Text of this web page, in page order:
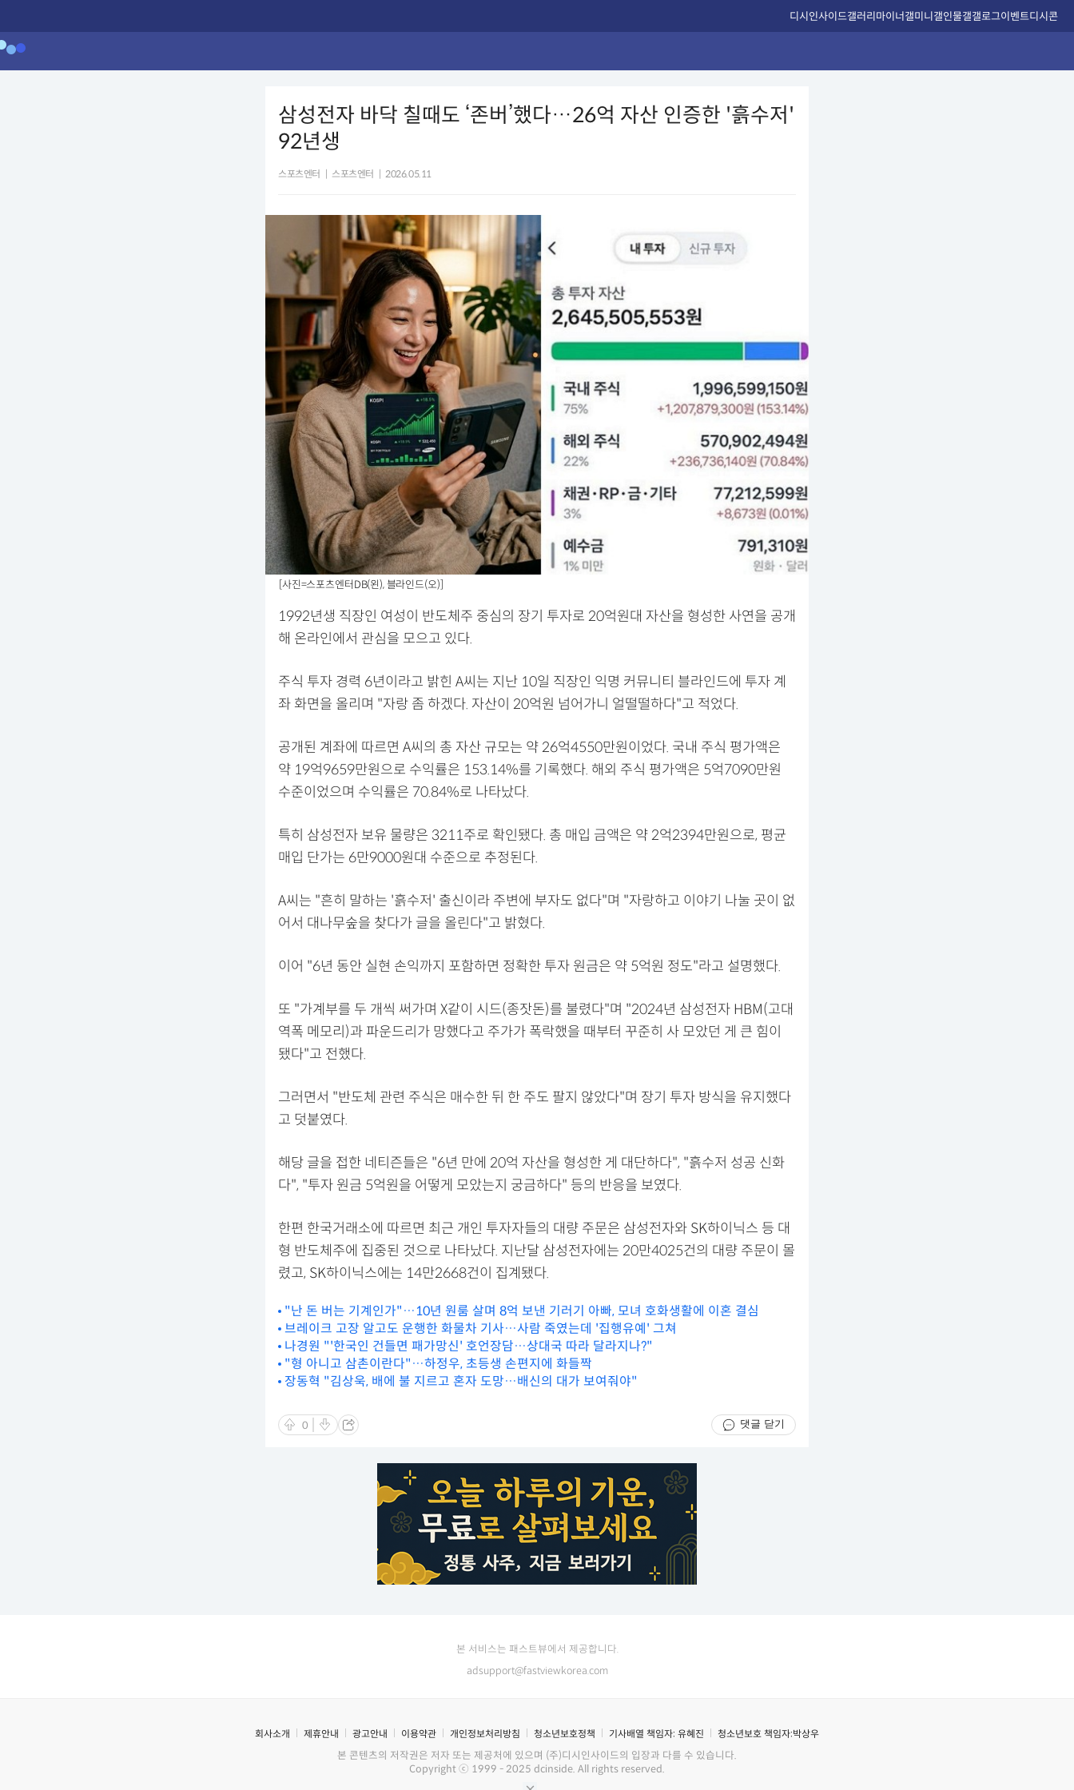
디시인사이드갤러리마이너갤미니갤인물갤갤로그이벤트디시콘
삼성전자 바닥 칠때도 ‘존버’했다…26억 자산 인증한 '흙수저'
92년생
스포츠엔터 스포츠엔터 2026.05.11
[사진=스포츠엔터DB(왼), 블라인드(오)]
1992년생 직장인 여성이 반도체주 중심의 장기 투자로 20억원대 자산을 형성한 사연을 공개
해 온라인에서 관심을 모으고 있다.
주식 투자 경력 6년이라고 밝힌 A씨는 지난 10일 직장인 익명 커뮤니티 블라인드에 투자 계
좌 화면을 올리며 "자랑 좀 하겠다. 자산이 20억원 넘어가니 얼떨떨하다"고 적었다.
공개된 계좌에 따르면 A씨의 총 자산 규모는 약 26억4550만원이었다. 국내 주식 평가액은
약 19억9659만원으로 수익률은 153.14%를 기록했다. 해외 주식 평가액은 5억7090만원
수준이었으며 수익률은 70.84%로 나타났다.
특히 삼성전자 보유 물량은 3211주로 확인됐다. 총 매입 금액은 약 2억2394만원으로, 평균
매입 단가는 6만9000원대 수준으로 추정된다.
A씨는 "흔히 말하는 '흙수저' 출신이라 주변에 부자도 없다"며 "자랑하고 이야기 나눌 곳이 없
어서 대나무숲을 찾다가 글을 올린다"고 밝혔다.
이어 "6년 동안 실현 손익까지 포함하면 정확한 투자 원금은 약 5억원 정도"라고 설명했다.
또 "가계부를 두 개씩 써가며 X같이 시드(종잣돈)를 불렸다"며 "2024년 삼성전자 HBM(고대
역폭 메모리)과 파운드리가 망했다고 주가가 폭락했을 때부터 꾸준히 사 모았던 게 큰 힘이
됐다"고 전했다.
그러면서 "반도체 관련 주식은 매수한 뒤 한 주도 팔지 않았다"며 장기 투자 방식을 유지했다
고 덧붙였다.
해당 글을 접한 네티즌들은 "6년 만에 20억 자산을 형성한 게 대단하다", "흙수저 성공 신화
다", "투자 원금 5억원을 어떻게 모았는지 궁금하다" 등의 반응을 보였다.
한편 한국거래소에 따르면 최근 개인 투자자들의 대량 주문은 삼성전자와 SK하이닉스 등 대
형 반도체주에 집중된 것으로 나타났다. 지난달 삼성전자에는 20만4025건의 대량 주문이 몰
렸고, SK하이닉스에는 14만2668건이 집계됐다.
"난 돈 버는 기계인가"…10년 원룸 살며 8억 보낸 기러기 아빠, 모녀 호화생활에 이혼 결심
브레이크 고장 알고도 운행한 화물차 기사…사람 죽였는데 '집행유예' 그쳐
나경원 "'한국인 건들면 패가망신' 호언장담…상대국 따라 달라지나?"
"형 아니고 삼촌이란다"…하정우, 초등생 손편지에 화들짝
장동혁 "김상욱, 배에 불 지르고 혼자 도망…배신의 대가 보여줘야"
0 댓글 닫기
본 서비스는 패스트뷰에서 제공합니다.
adsupport@fastviewkorea.com
회사소개 제휴안내 광고안내 이용약관 개인정보처리방침 청소년보호정책 기사배열 책임자: 유혜진 청소년보호 책임자:박상우
본 콘텐츠의 저작권은 저자 또는 제공처에 있으며 (주)디시인사이드의 입장과 다를 수 있습니다.
Copyright ⓒ 1999 - 2025 dcinside. All rights reserved.